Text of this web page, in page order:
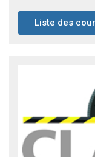
Liste des